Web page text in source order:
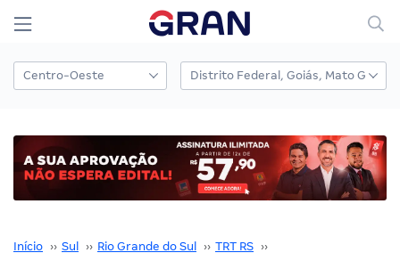
Início ›› Sul ›› Rio Grande do Sul ›› TRT RS ››